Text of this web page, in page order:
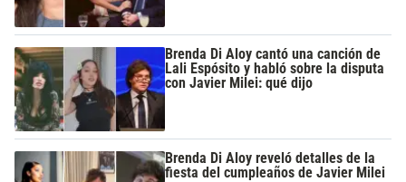
Brenda Di Aloy cantó una canción de
Lali Espósito y habló sobre la disputa
con Javier Milei: qué dijo
Brenda Di Aloy reveló detalles de la
fiesta del cumpleaños de Javier Milei